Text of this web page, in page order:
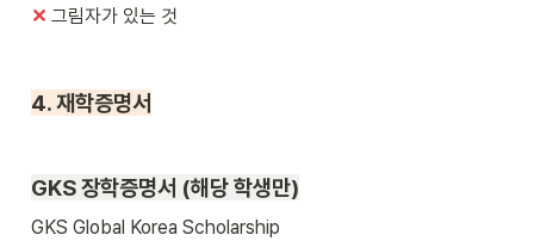
✕ 그림자가 있는 것
4. 재학증명서
GKS 장학증명서 (해당 학생만)
GKS Global Korea Scholarship